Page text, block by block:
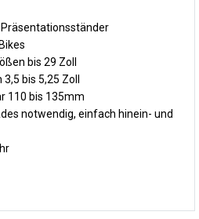
bis 29 Zoll
bis 5,25 Zoll
110 bis 135mm
notwendig, einfach hinein- und